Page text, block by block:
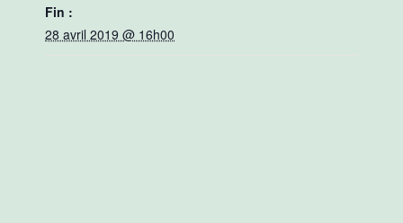
Fin :
28 avril 2019 @ 16h00